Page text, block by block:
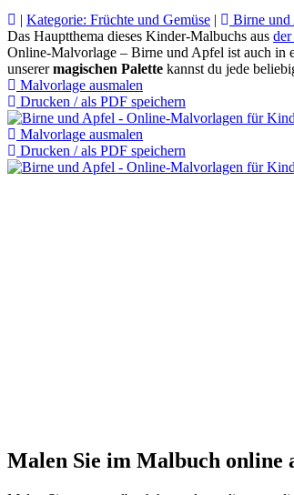
| Kategorie: Früchte und Gemüse |
Birne
Das Hauptthema dieses Kinder-Malbuchs aus
Online-Malvorlage – Birne und Apfel ist auch in
unserermagischen Palette kannst du jede
Malvorlage ausmalen
Drucken / als PDF speichern
Malvorlage ausmalen
Drucken / als PDF speichern
Malen Sie im Malbuch online